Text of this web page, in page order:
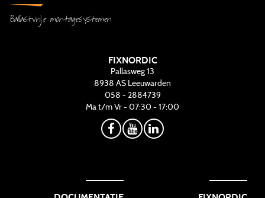
Ballastvrije montagesystemen
FIXNORDIC
Pallasweg 13
8938 AS Leeuwarden
058 - 2884739
Ma t/m Vr - 07:30 - 17:00